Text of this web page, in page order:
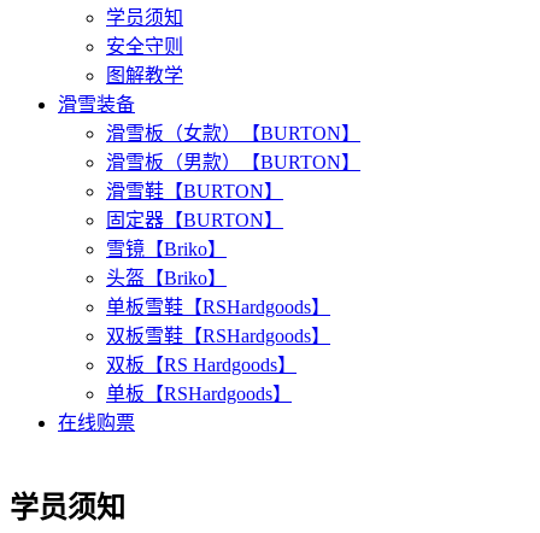
学员须知
安全守则
图解教学
滑雪装备
滑雪板（女款）【BURTON】
滑雪板（男款）【BURTON】
滑雪鞋【BURTON】
固定器【BURTON】
雪镜【Briko】
头盔【Briko】
单板雪鞋【RSHardgoods】
双板雪鞋【RSHardgoods】
双板【RS Hardgoods】
单板【RSHardgoods】
在线购票
学员须知